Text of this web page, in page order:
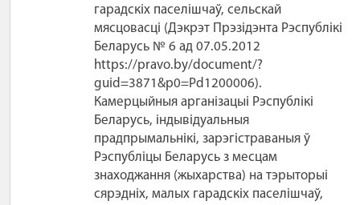
гарадскіх паселішчаў, сельскай
мясцовасці (Дэкрэт Прэзідэнта Рэспублікі
Беларусь № 6 ад 07.05.2012
https://pravo.by/document/?
guid=3871&p0=Pd1200006).
Камерцыйныя арганізацыі Рэспублікі
Беларусь, індывідуальныя
прадпрымальнікі, зарэгістраваныя ў
Рэспубліцы Беларусь з месцам
знаходжання (жыхарства) на тэрыторыі
сярэдніх, малых гарадскіх паселішчаў,